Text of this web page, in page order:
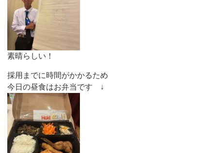
素晴らしい！
採用までに時間がかかるため
今日の昼食はお弁当です ↓